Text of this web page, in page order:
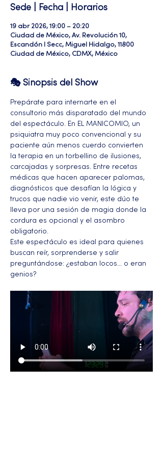
Sede | Fecha | Horarios
19 abr 2026, 19:00 – 20:20
Ciudad de México, Av. Revolución 10,
Escandón I Secc, Miguel Hidalgo, 11800
Ciudad de México, CDMX, México
🎭 Sinopsis del Show
Prepárate para internarte en el
consultorio más disparatado del mundo
del espectáculo. En EL MANICOMIO, un
psiquiatra muy poco convencional y su
paciente aún menos cuerdo convierten
la terapia en un torbellino de ilusiones,
carcajadas y sorpresas. Entre recetas
médicas que hacen aparecer palomas,
diagnósticos que desafían la lógica y
trucos que nadie vio venir, este dúo te
lleva por una sesión de magia donde la
cordura es opcional y el asombro
obligatorio.
Este espectáculo es ideal para quienes
buscan reír, sorprenderse y salir
preguntándose: ¿estaban locos… o eran
genios?